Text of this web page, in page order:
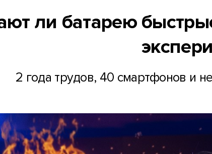
ли батарею
2 года трудов, 40 смартфонов и